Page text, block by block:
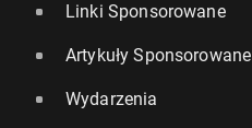
Linki Sponsorowane
Artykuły Sponsorowane
Wydarzenia